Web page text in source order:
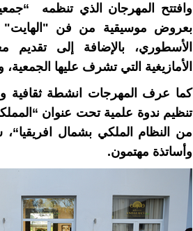
وافتتح المهرجان الذي تنظمه
بعروض موسيقية من فن "الهايت"
الأسطوري، بالإضافة إلى تقديم
الأمازيغية التي تشرف عليها
كما عرف المهرجات انشطة ثقافية
من النظام الملكي بشمال
وأساتذة مهتمون.